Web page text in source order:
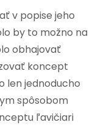
v popise jeho
by to možno na
obhajovať
koncept
len jednoducho
spôsobom
ľavičiari